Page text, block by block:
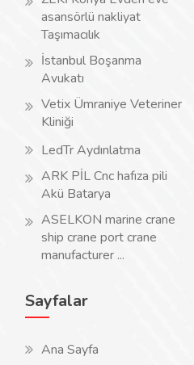
asansörlü nakliyat
Taşımacılık
İstanbul Boşanma
Avukatı
Vetix Ümraniye Veteriner
Kliniği
LedTr Aydınlatma
ARK PİL Cnc hafıza pili
Akü Batarya
ASELKON marine crane
ship crane port crane
manufacturer ...
Sayfalar
Ana Sayfa